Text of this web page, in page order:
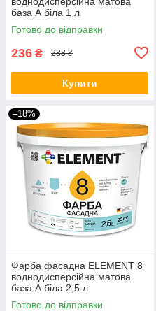
база А біла 1 л
Готово до відправки
236 ₴ 288 ₴
Купити
–18%
Фарба фасадна ELEMENT 8
воднодисперсійна матова
база А біла 2,5 л
Готово до відправки